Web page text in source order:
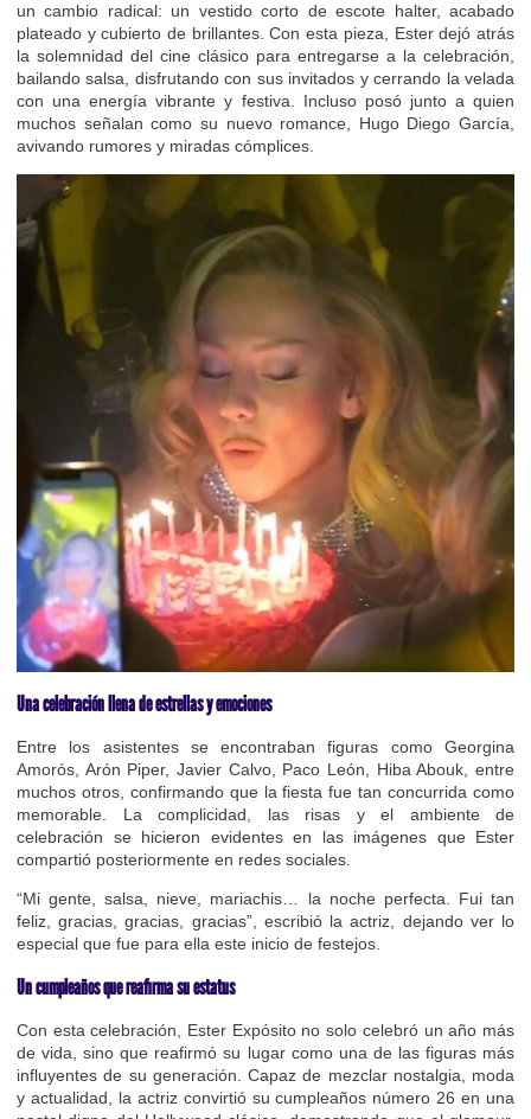
un cambio radical: un vestido corto de escote halter, acabado
plateado y cubierto de brillantes. Con esta pieza, Ester dejó atrás
la solemnidad del cine clásico para entregarse a la celebración,
bailando salsa, disfrutando con sus invitados y cerrando la velada
con una energía vibrante y festiva. Incluso posó junto a quien
muchos señalan como su nuevo romance, Hugo Diego García,
avivando rumores y miradas cómplices.
Una celebración llena de estrellas y emociones
Entre los asistentes se encontraban figuras como Georgina
Amorós, Arón Piper, Javier Calvo, Paco León, Hiba Abouk, entre
muchos otros, confirmando que la fiesta fue tan concurrida como
memorable. La complicidad, las risas y el ambiente de
celebración se hicieron evidentes en las imágenes que Ester
compartió posteriormente en redes sociales.
“Mi gente, salsa, nieve, mariachis… la noche perfecta. Fui tan
feliz, gracias, gracias, gracias”, escribió la actriz, dejando ver lo
especial que fue para ella este inicio de festejos.
Un cumpleaños que reafirma su estatus
Con esta celebración, Ester Expósito no solo celebró un año más
de vida, sino que reafirmó su lugar como una de las figuras más
influyentes de su generación. Capaz de mezclar nostalgia, moda
y actualidad, la actriz convirtió su cumpleaños número 26 en una